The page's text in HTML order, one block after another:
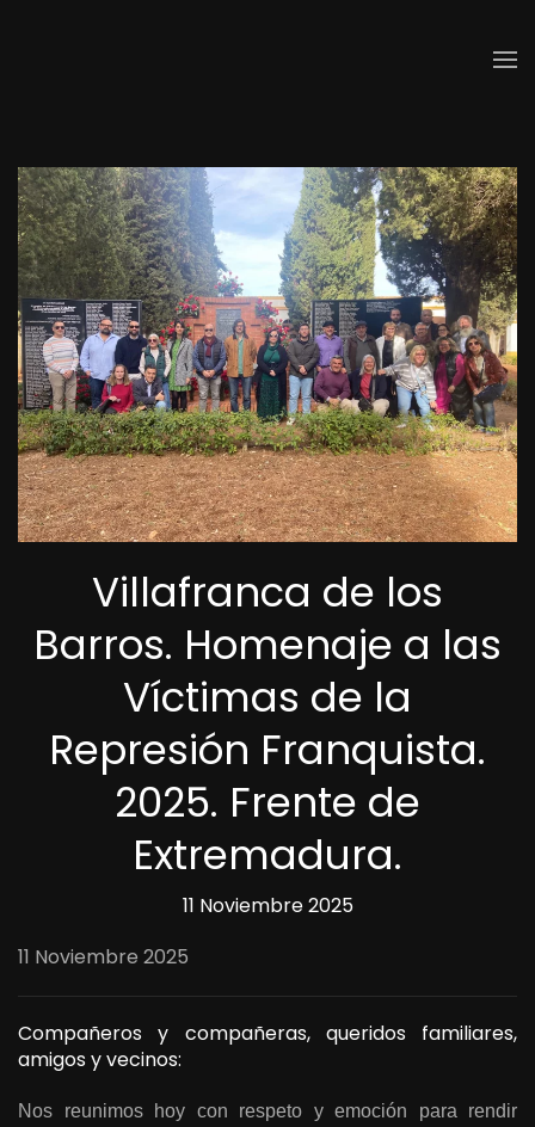
Villafranca de los
Barros. Homenaje a las
Víctimas de la
Represión Franquista.
2025. Frente de
Extremadura.
11 Noviembre 2025
11 Noviembre 2025
Compañeros y compañeras, queridos familiares,
amigos y vecinos:
Nos reunimos hoy con respeto y emoción para rendir